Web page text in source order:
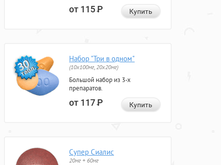
от 115Р Купить
Набор "Три в одном"
(10x100мг, 20x20мг)
Большой набор из 3-х
препаратов.
от 117Р Купить
Супер Сиалис
20мг + 60мг